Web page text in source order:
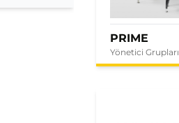
PRIME
Yönetici Grupları